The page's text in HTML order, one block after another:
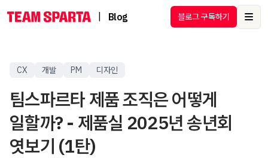
Blog 블로그 구독하기
CX 개발 PM 디자인
팀스파르타 제품 조직은 어떻게
일할까? - 제품실 2025년 송년회
엿보기 (1탄)